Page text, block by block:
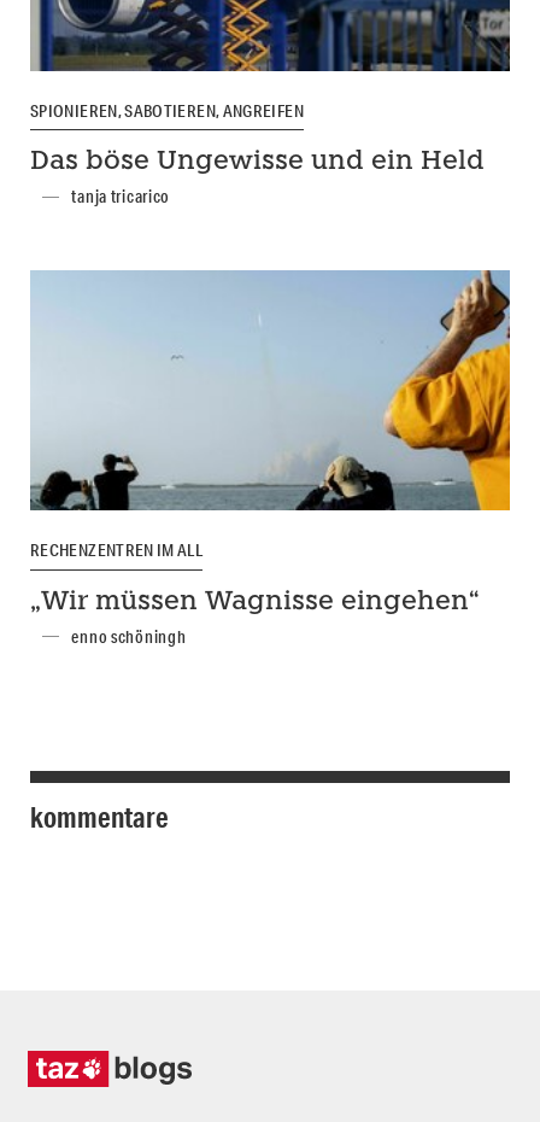
SPIONIEREN, SABOTIEREN, ANGREIFEN
Das böse Ungewisse und ein Held
tanja tricarico
RECHENZENTREN IM ALL
„Wir müssen Wagnisse eingehen“
enno schöningh
kommentare